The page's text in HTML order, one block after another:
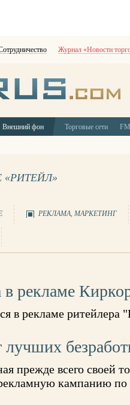
Журнал «Новости
Внешний фон Торговые сети
«РИТЕЙЛ»
РЕКЛАМА, МАРКЕТИНГ
в рекламе
в рекламе ритейлера
лучших
прежде всего своей
кампанию